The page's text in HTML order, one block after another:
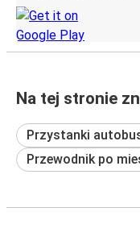
Na tej stronie
Przystanki
Przewodnik po